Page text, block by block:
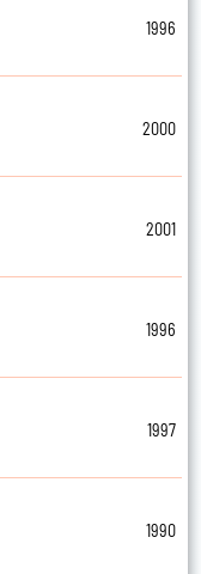
1996
2000
2001
1996
1997
1990